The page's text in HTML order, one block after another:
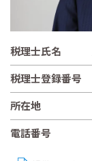
税理士氏名
税理士登録番号
所在地
電話番号